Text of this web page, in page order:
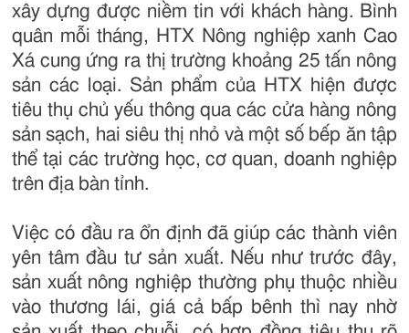
xây dựng được niềm tin với khách hàng. Bình
quân mỗi tháng, HTX Nông nghiệp xanh Cao
Xá cung ứng ra thị trường khoảng 25 tấn nông
sản các loại. Sản phẩm của HTX hiện được
tiêu thụ chủ yếu thông qua các cửa hàng nông
sản sạch, hai siêu thị nhỏ và một số bếp ăn tập
thể tại các trường học, cơ quan, doanh nghiệp
trên địa bàn tỉnh.
Việc có đầu ra ổn định đã giúp các thành viên
yên tâm đầu tư sản xuất. Nếu như trước đây,
sản xuất nông nghiệp thường phụ thuộc nhiều
vào thương lái, giá cả bấp bênh thì nay nhờ